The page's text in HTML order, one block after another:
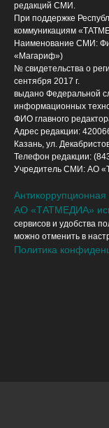
редакций СМИ.
При поддержке
коммуникациям
Наименование СМИ:
«Магариф»)
№ свидетельства о
сентября 2017 г.
выдано Федеральной
информационных
ФИО главного
Адрес редакции:
Казань, ул.
Телефон редакции:
Учредитель СМИ: АО
Антикоррупционная
АО «ТАТМЕДИА»
сервисов и удобства
можно отменить в
Политика